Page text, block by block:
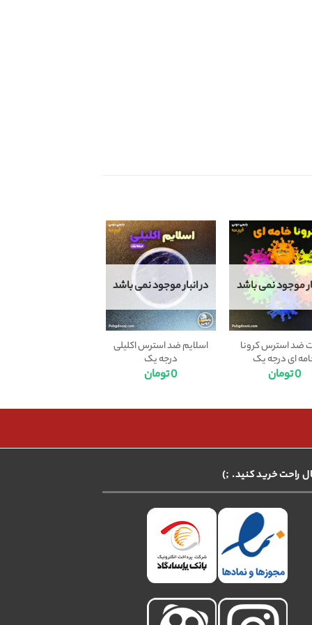
موجود نمی باشد
ضد استرس کرونا
ای درجه یک
0تومان
در انبار موجود نمی باشد
اسلایم ضد استرس اکلیلی
درجه یک
0تومان
راحت خرید کنید. ;)